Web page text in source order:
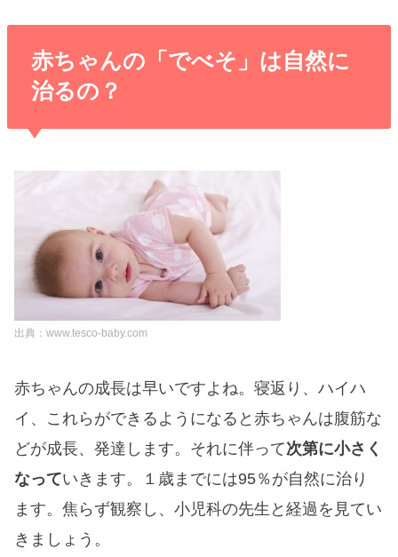
赤ちゃんの「でべそ」は自然に
治るの？
出典：www.tesco-baby.com
赤ちゃんの成長は早いですよね。寝返り、ハイハ
イ、これらができるようになると赤ちゃんは腹筋な
どが成長、発達します。それに伴って次第に小さく
なっていきます。１歳までには95％が自然に治り
ます。焦らず観察し、小児科の先生と経過を見てい
きましょう。